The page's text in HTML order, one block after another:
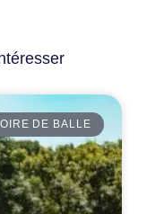
DE BALLE